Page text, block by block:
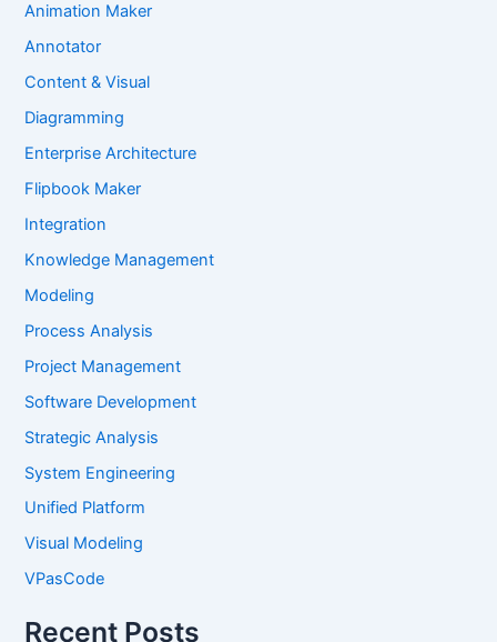
Animation Maker
Annotator
Content & Visual
Diagramming
Enterprise Architecture
Flipbook Maker
Integration
Knowledge Management
Modeling
Process Analysis
Project Management
Software Development
Strategic Analysis
System Engineering
Unified Platform
Visual Modeling
VPasCode
Recent Posts